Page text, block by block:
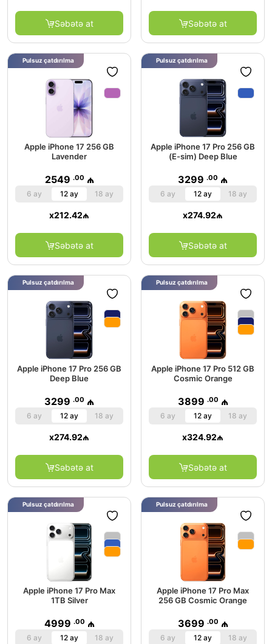
Səbətə at Səbətə at
Apple iPhone 17 256 GB
Lavender
2549 .00 ₼
6 ay 12 ay 18 ay
x212.42₼
Səbətə at
Pulsuz çatdırılma
Apple iPhone 17 Pro 256 GB
(E-sim) Deep Blue
3299 .00 ₼
6 ay 12 ay 18 ay
x274.92₼
Səbətə at
Pulsuz çatdırılma
Apple iPhone 17 Pro 256 GB
Deep Blue
3299 .00 ₼
6 ay 12 ay 18 ay
x274.92₼
Səbətə at
Pulsuz çatdırılma
Apple iPhone 17 Pro 512 GB
Cosmic Orange
3899 .00 ₼
6 ay 12 ay 18 ay
x324.92₼
Səbətə at
Pulsuz çatdırılma
Apple iPhone 17 Pro Max
1TB Silver
4999 .00 ₼
6 ay 12 ay 18 ay
Pulsuz çatdırılma
Apple iPhone 17 Pro Max
256 GB Cosmic Orange
3699 .00 ₼
6 ay 12 ay 18 ay
Pulsuz çatdırılma